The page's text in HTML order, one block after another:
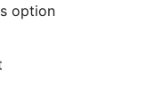
option